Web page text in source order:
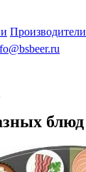
Производители
блюд